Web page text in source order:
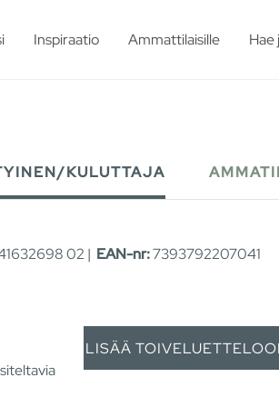
Inspiraatio Ammattilaisille
KULUTTAJA
02 | EAN-nr:7393792207041
LISÄÄ